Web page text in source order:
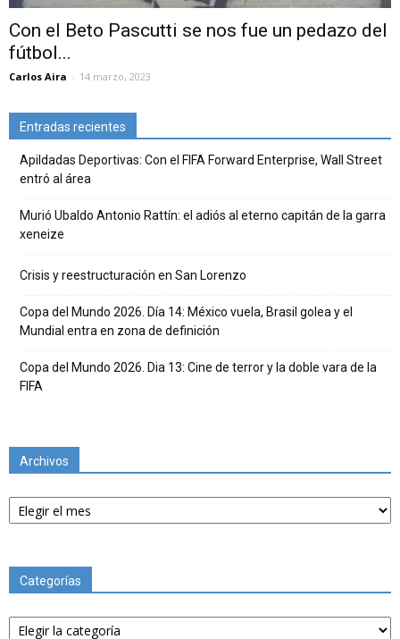
Con el Beto Pascutti se nos fue un pedazo del
fútbol...
Carlos Aira - 14 marzo, 2023
Entradas recientes
Apildadas Deportivas: Con el FIFA Forward Enterprise, Wall Street
entró al área
Murió Ubaldo Antonio Rattín: el adiós al eterno capitán de la garra
xeneize
Crisis y reestructuración en San Lorenzo
Copa del Mundo 2026. Día 14: México vuela, Brasil golea y el
Mundial entra en zona de definición
Copa del Mundo 2026. Dia 13: Cine de terror y la doble vara de la
FIFA
Archivos
Archivos
Categorías
Categorías